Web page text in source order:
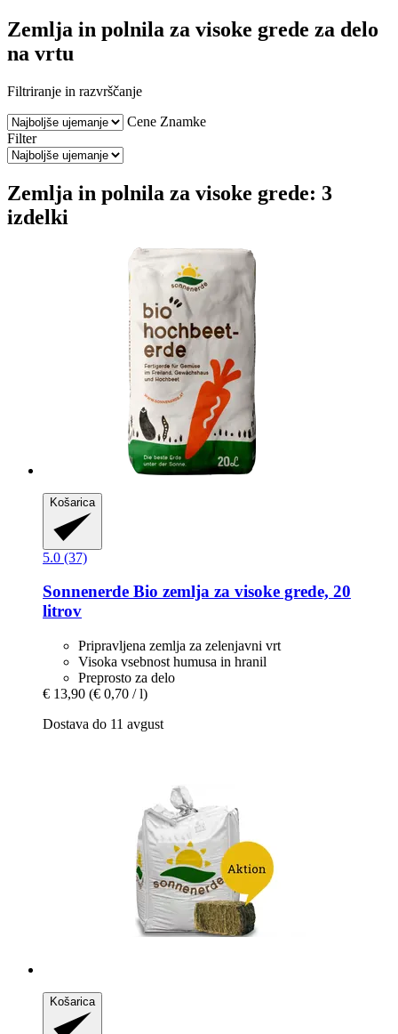
Zemlja in polnila za visoke grede za delo
na vrtu
Filtriranje in razvrščanje
Cene Znamke
Filter
Zemlja in polnila za visoke grede: 3
izdelki
Košarica
5.0 (37)
Sonnenerde Bio zemlja za visoke grede, 20
litrov
Pripravljena zemlja za zelenjavni vrt
Visoka vsebnost humusa in hranil
Preprosto za delo
€ 13,90 (€ 0,70 / l)
Dostava do 11 avgust
Košarica